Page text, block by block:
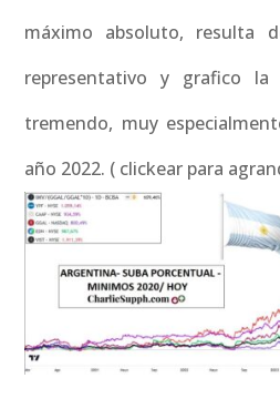
máximo absoluto, resulta
representativo y grafico
tremendo, muy
año 2022. ( clickear para